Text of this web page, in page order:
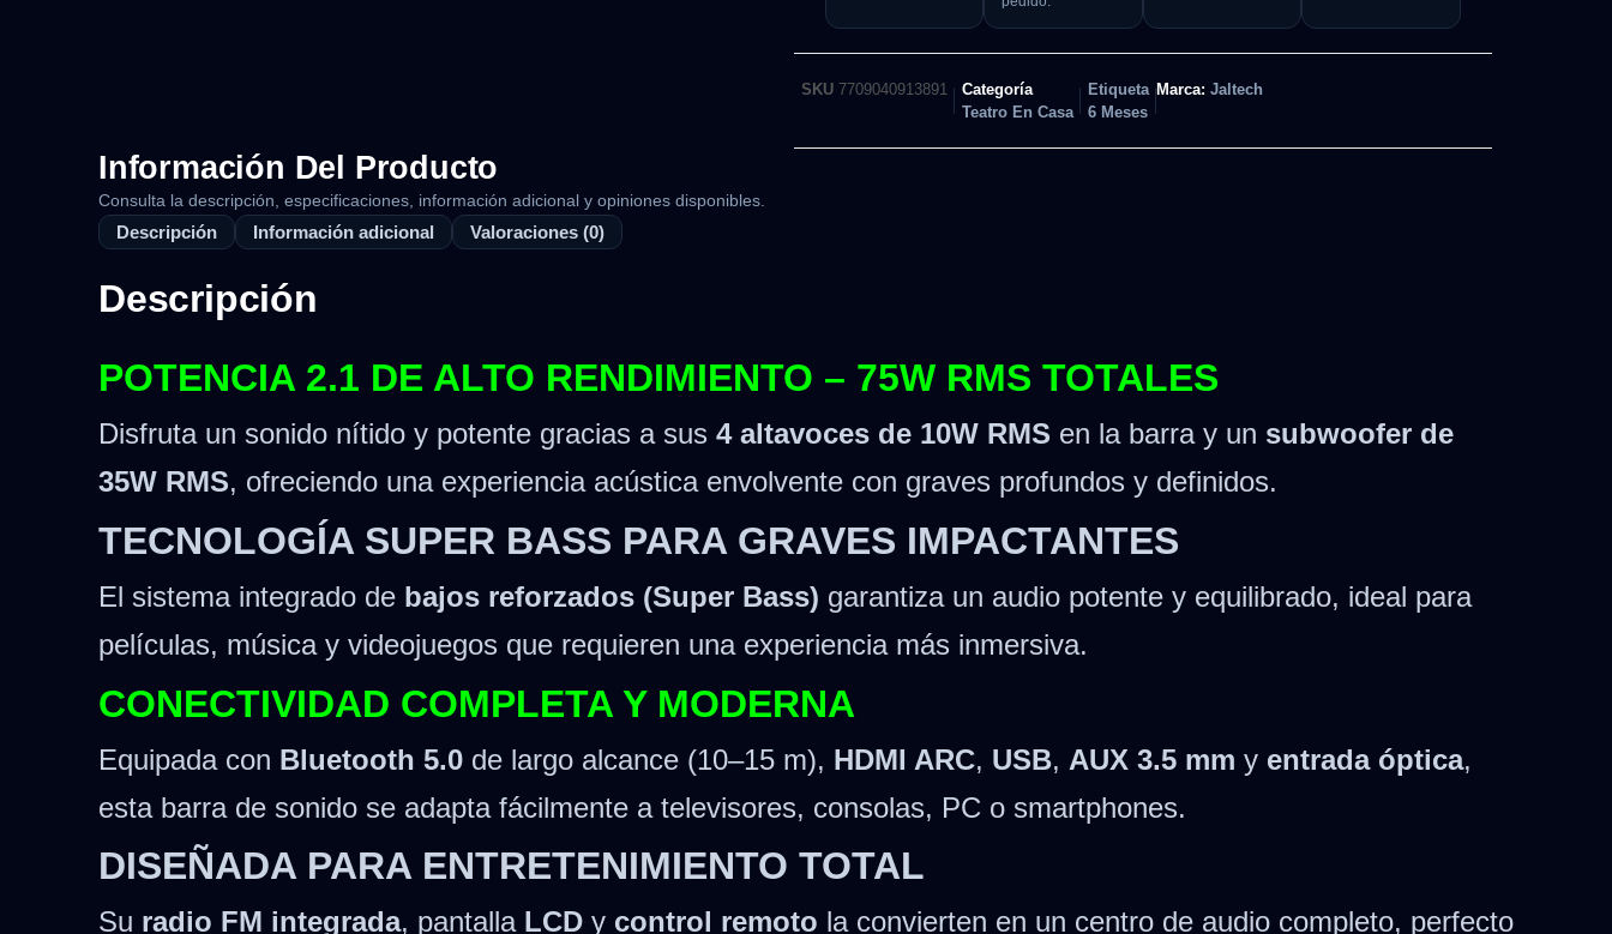
SKU 7709040913891
Categoría
Teatro En Casa
Etiqueta
6 Meses
Marca: Jaltech
Información Del Producto
Consulta la descripción, especificaciones, información adicional y opiniones disponibles.
Descripción Información adicional Valoraciones (0)
Descripción
POTENCIA 2.1 DE ALTO RENDIMIENTO – 75W RMS TOTALES
Disfruta un sonido nítido y potente gracias a sus 4 altavoces de 10W RMS en la barra y un subwoofer de
35W RMS, ofreciendo una experiencia acústica envolvente con graves profundos y definidos.
TECNOLOGÍA SUPER BASS PARA GRAVES IMPACTANTES
El sistema integrado de bajos reforzados (Super Bass) garantiza un audio potente y equilibrado, ideal para
películas, música y videojuegos que requieren una experiencia más inmersiva.
CONECTIVIDAD COMPLETA Y MODERNA
Equipada con Bluetooth 5.0 de largo alcance (10–15 m), HDMI ARC, USB, AUX 3.5 mm y entrada óptica,
esta barra de sonido se adapta fácilmente a televisores, consolas, PC o smartphones.
DISEÑADA PARA ENTRETENIMIENTO TOTAL
Su radio FM integrada, pantalla LCD y control remoto la convierten en un centro de audio completo, perfecto